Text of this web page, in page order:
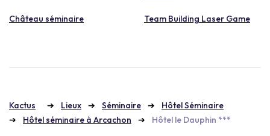
Château séminaire Team Building Laser Game
Kactus Lieux Séminaire
Hôtel Séminaire
Hôtel séminaire à Arcachon
Hôtel le Dauphin ***